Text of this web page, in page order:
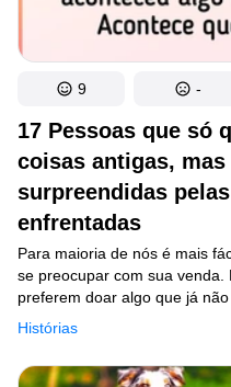
17 Pessoas que só
coisas antigas, mas
surpreendidas
enfrentadas
Histórias
Para maioria de nós é mais
se preocupar com sua
preferem doar algo que já
possa servir a outras
sempre é tão fácil, às vezes
dos “interessados”, ou até
9 -